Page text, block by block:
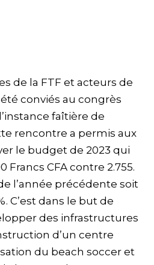
de la FTF et acteurs de
conviés au congrès
faîtière de
rencontre a permis aux
le budget de 2023 qui
Francs CFA contre 2.755.
l’année précédente soit
C’est dans le but de
des infrastructures
d’un centre
du beach soccer et